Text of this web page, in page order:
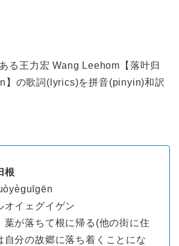
る王力宏 Wang Leehom【落叶归
】の歌詞(lyrics)を拼音(pinyin)和訳
根
オイェグイゲン
葉が落ちて根に帰る(他の街に住
自分の故郷に落ち着くことにな